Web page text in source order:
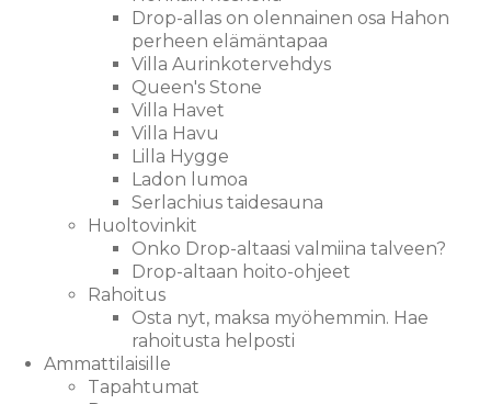
Drop-allas on olennainen osa Hahon
perheen elämäntapaa
Villa Aurinkotervehdys
Queen's Stone
Villa Havet
Villa Havu
Lilla Hygge
Ladon lumoa
Serlachius taidesauna
Huoltovinkit
Onko Drop-altaasi valmiina talveen?
Drop-altaan hoito-ohjeet
Rahoitus
Osta nyt, maksa myöhemmin. Hae
rahoitusta helposti
Ammattilaisille
Tapahtumat